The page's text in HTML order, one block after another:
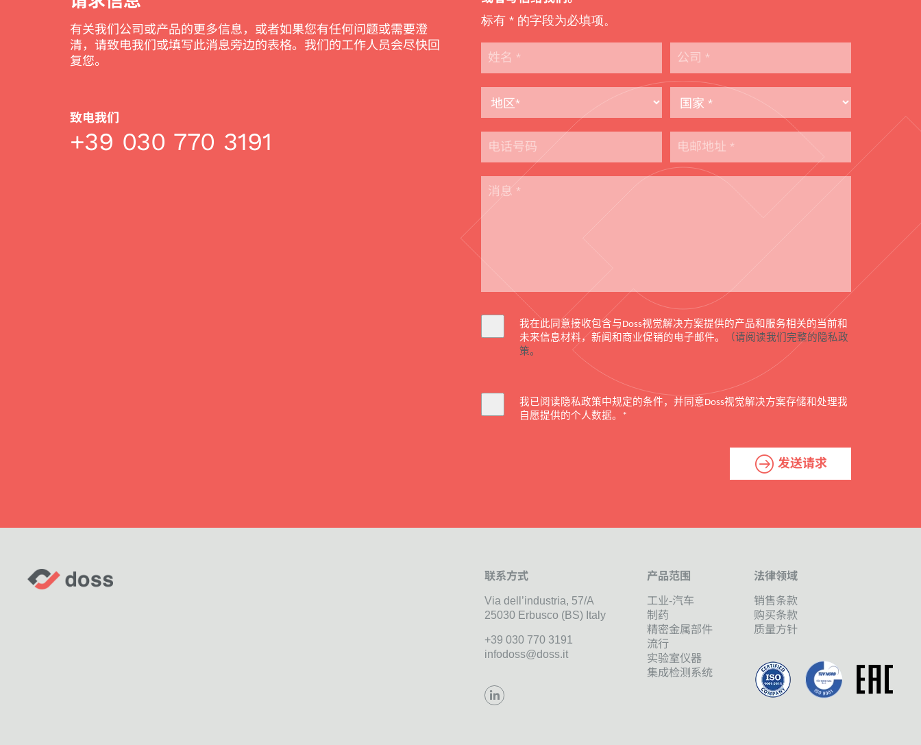
有关我们公司或产品的更多信息，或者如果您有任何问题或需要澄
清，请致电我们或填写此消息旁边的表格。我们的工作人员会尽快回
复您。
致电我们
+39 030 770 3191
标有 * 的字段为必填项。
我在此同意接收包含与 Doss视觉解决方案提供的产品和服务相关的当前和
未来信息材料，新闻和商业促销的电子邮件。
（请阅读我们完整的隐私政
策。
我已阅读隐私政策中规定的条件，并同意Doss视觉解决方案存储和处理我
自愿提供的个人数据。
*
发送请求
联系方式
Via dell’industria, 57/A
25030 Erbusco (BS) Italy
+39 030 770 3191
infodoss@doss.it
产品范围
工业-汽车
制药
精密金属部件
流行
实验室仪器
集成检测系统
法律领域
销售条款
购买条款
质量方针